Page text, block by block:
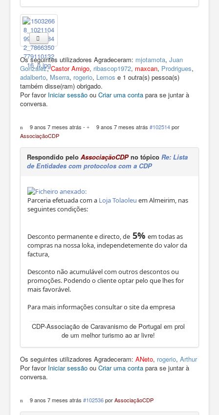
Os seguintes utilizadores Agradeceram: mjotamota, Juan
González,Castor Amigo, ribascop1972, maxcan, Prodrigues,
adalberto, Mserra, rogerio, Lemos e 1 outra(s) pessoa(s)
também disse(ram) obrigado.
Por favor Iniciar sessão ou Criar uma conta para se juntar à
conversa.
9 anos 7 meses atrás - 9 anos 7 meses atrás #102514 por
AssociaçãoCDP
Respondido pelo AssociaçãoCDPno tópico Re: Lista
de Entidades com protocolos com a CDP
Parceria efetuada com a Loja Tolaoleu em Almeirim, nas
seguintes condições:
Desconto permanente e directo, de 5% em todas as
compras na nossa loka, independetemente do valor da
factura,
Desconto não acumulável com outros descontos ou
promoções. Podendo o cliente optar pelo que lhes for
mais favorável.
Para mais informações consultar o site da empresa
CDP-Associação de Caravanismo de Portugal em prol
de um melhor turismo ao ar livre!
Os seguintes utilizadores Agradeceram: ANeto, rogerio, Arthur
Por favor Iniciar sessão ou Criar uma conta para se juntar à
conversa.
9 anos 7 meses atrás #102536 porAssociaçãoCDP